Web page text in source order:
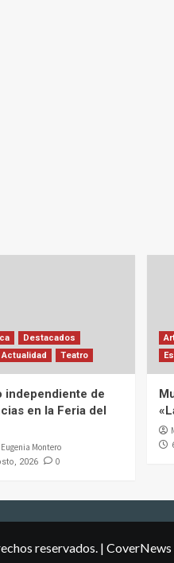
Destacados
Actualidad
Teatro
independiente de
en la Feria del
Montero
2026 0
reservados. | CoverNews